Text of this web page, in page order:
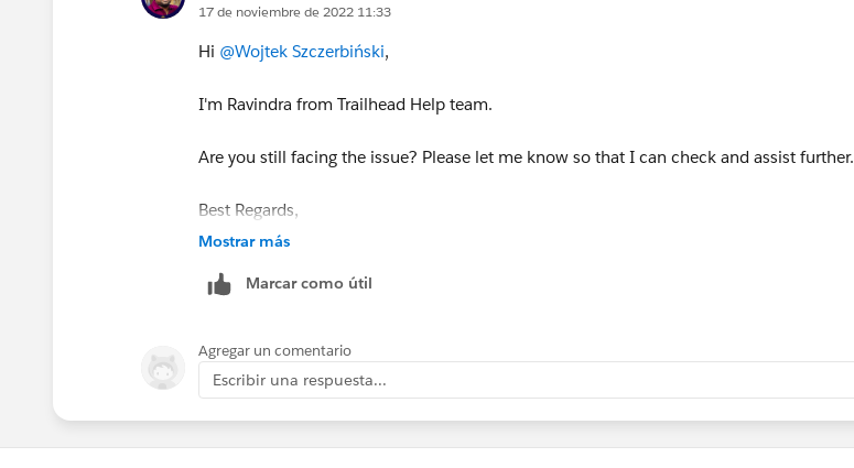
17 de noviembre de 2022 11:33
Hi @Wojtek Szczerbiński,
I'm Ravindra from Trailhead Help team.
Are you still facing the issue? Please let me know so that I can check and assist further.
Best Regards,
Ravindra
Mostrar más
Marcar como útil
Agregar un comentario
Escribir una respuesta...